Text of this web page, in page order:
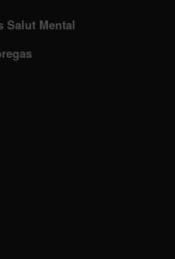
Salut Mental